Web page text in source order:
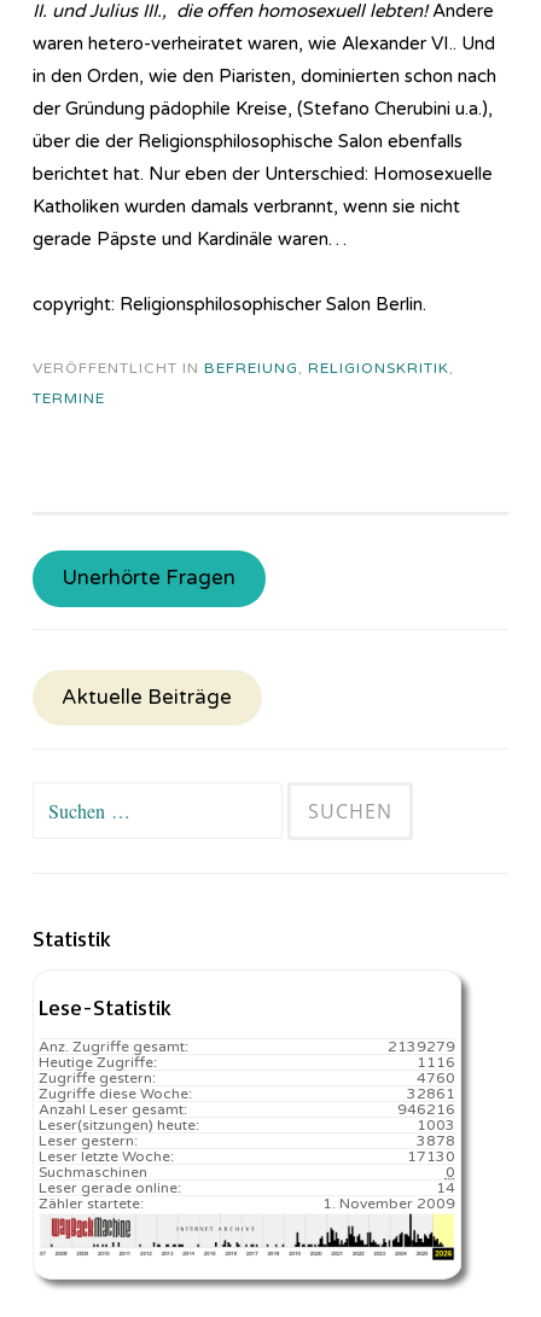
II. und Julius III., die offen homosexuell lebten!Andere
waren hetero-verheiratet waren, wie Alexander VI.. Und
in den Orden, wie den Piaristen, dominierten schon nach
der Gründung pädophile Kreise, (Stefano Cherubini u.a.),
über die der Religionsphilosophische Salon ebenfalls
berichtet hat. Nur eben der Unterschied: Homosexuelle
Katholiken wurden damals verbrannt, wenn sie nicht
gerade Päpste und Kardinäle waren…
copyright: Religionsphilosophischer Salon Berlin.
VERÖFFENTLICHT IN BEFREIUNG, RELIGIONSKRITIK,
TERMINE
Unerhörte Fragen
Aktuelle Beiträge
Suchen
Statistik
Lese-Statistik
2139279
Anz. Zugriffe gesamt:
1116
Heutige Zugriffe:
4760
Zugriffe gestern:
32861
Zugriffe diese Woche:
946216
Anzahl Leser gesamt:
1003️
Leser(sitzungen) heute:
3878
Leser gestern:
17130️
Leser letzte Woche:
0
Suchmaschinen
14
Leser gerade online:
1. November 2009
Zähler startete: